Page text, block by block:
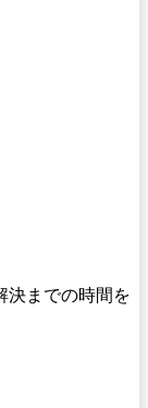
決までの時間を